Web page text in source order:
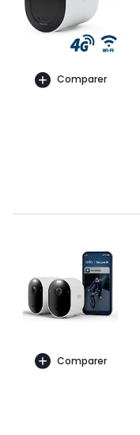
Comparer
Comparer